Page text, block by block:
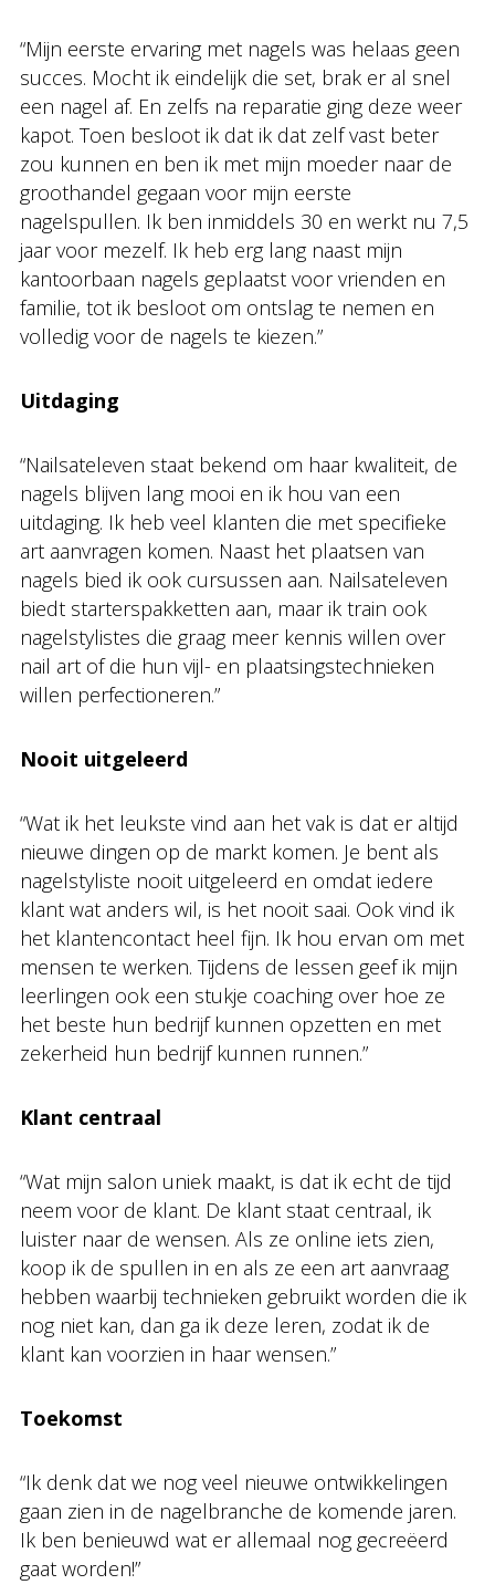
“Mijn eerste ervaring met nagels was helaas geen
succes. Mocht ik eindelijk die set, brak er al snel
een nagel af. En zelfs na reparatie ging deze weer
kapot. Toen besloot ik dat ik dat zelf vast beter
zou kunnen en ben ik met mijn moeder naar de
groothandel gegaan voor mijn eerste
nagelspullen. Ik ben inmiddels 30 en werkt nu 7,5
jaar voor mezelf. Ik heb erg lang naast mijn
kantoorbaan nagels geplaatst voor vrienden en
familie, tot ik besloot om ontslag te nemen en
volledig voor de nagels te kiezen.”
Uitdaging
“Nailsateleven staat bekend om haar kwaliteit, de
nagels blijven lang mooi en ik hou van een
uitdaging. Ik heb veel klanten die met specifieke
art aanvragen komen. Naast het plaatsen van
nagels bied ik ook cursussen aan. Nailsateleven
biedt starterspakketten aan, maar ik train ook
nagelstylistes die graag meer kennis willen over
nail art of die hun vijl- en plaatsingstechnieken
willen perfectioneren.”
Nooit uitgeleerd
“Wat ik het leukste vind aan het vak is dat er altijd
nieuwe dingen op de markt komen. Je bent als
nagelstyliste nooit uitgeleerd en omdat iedere
klant wat anders wil, is het nooit saai. Ook vind ik
het klantencontact heel fijn. Ik hou ervan om met
mensen te werken. Tijdens de lessen geef ik mijn
leerlingen ook een stukje coaching over hoe ze
het beste hun bedrijf kunnen opzetten en met
zekerheid hun bedrijf kunnen runnen.”
Klant centraal
“Wat mijn salon uniek maakt, is dat ik echt de tijd
neem voor de klant. De klant staat centraal, ik
luister naar de wensen. Als ze online iets zien,
koop ik de spullen in en als ze een art aanvraag
hebben waarbij technieken gebruikt worden die ik
nog niet kan, dan ga ik deze leren, zodat ik de
klant kan voorzien in haar wensen.”
Toekomst
“Ik denk dat we nog veel nieuwe ontwikkelingen
gaan zien in de nagelbranche de komende jaren.
Ik ben benieuwd wat er allemaal nog gecreëerd
gaat worden!”